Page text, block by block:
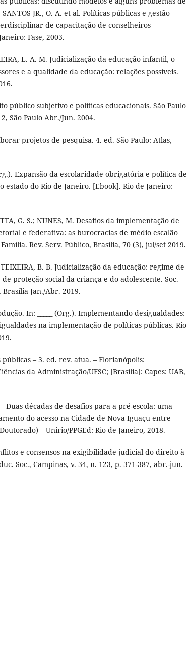
JR., O. A. et al. Políticas públicas e gestão
de capacitação de conselheiros
Fase, 2003.
L. A. M. Judicialização da educação infantil, o
e a qualidade da educação: relações possíveis.
público subjetivo e políticas educacionais. São Paulo
São Paulo Abr./Jun. 2004.
projetos de pesquisa. 4. ed. São Paulo: Atlas,
Expansão da escolaridade obrigatória e política de
estado do Rio de Janeiro. [Ebook]. Rio de Janeiro:
G. S.; NUNES, M. Desafios da implementação de
e federativa: as burocracias de médio escalão
Rev. Serv. Público, Brasília, 70 (3), jul/set 2019.
B. B. Judicialização da educação: regime de
proteção social da criança e do adolescente. Soc.
Brasília Jan./Abr. 2019.
In: _____ (Org.). Implementando desigualdades:
na implementação de políticas públicas. Rio
públicas – 3. ed. rev. atua. – Florianópolis:
da Administração/UFSC; [Brasília]: Capes: UAB,
– Duas décadas de desafios para a pré-escola: uma
do acesso na Cidade de Nova Iguaçu entre
– Unirio/PPGEd: Rio de Janeiro, 2018.
e consensos na exigibilidade judicial do direito à
Soc., Campinas, v. 34, n. 123, p. 371-387, abr.-jun.